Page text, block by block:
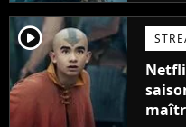
player2